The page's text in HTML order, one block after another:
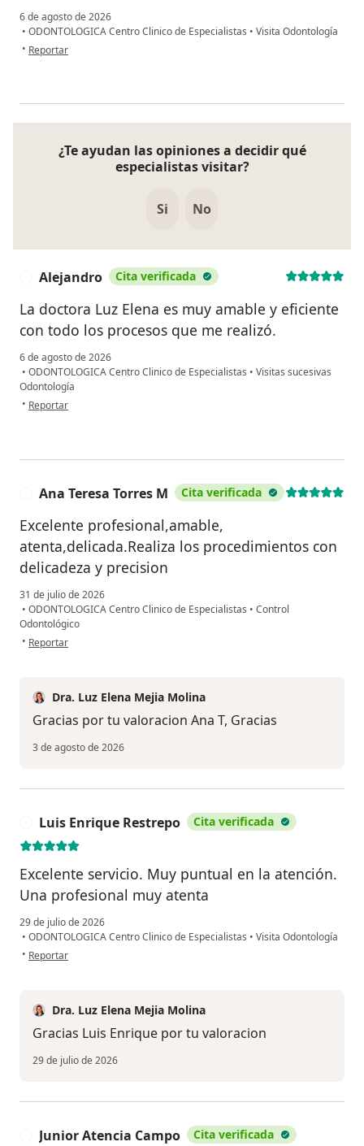
6 de agosto de 2026
• ODONTOLOGICA Centro Clinico de Especialistas • Visita Odontología
• en opinión del usuario L. S.
Reportar
¿Te ayudan las opiniones a decidir qué
especialistas visitar?
Si No
Alejandro Cita verificada
La doctora Luz Elena es muy amable y eficiente
con todo los procesos que me realizó.
6 de agosto de 2026
• ODONTOLOGICA Centro Clinico de Especialistas • Visitas sucesivas
Odontología
• en opinión del usuario Alejandro
Reportar
Ana Teresa Torres M Cita verificada
Excelente profesional,amable,
atenta,delicada.Realiza los procedimientos con
delicadeza y precision
31 de julio de 2026
• ODONTOLOGICA Centro Clinico de Especialistas • Control
Odontológico
• en opinión del usuario Ana Teresa Torres M
Reportar
Dra. Luz Elena Mejia Molina
Gracias por tu valoracion Ana T, Gracias
3 de agosto de 2026
Luis Enrique Restrepo Cita verificada
Excelente servicio. Muy puntual en la atención.
Una profesional muy atenta
29 de julio de 2026
• ODONTOLOGICA Centro Clinico de Especialistas • Visita Odontología
• en opinión del usuario Luis Enrique Restrepo
Reportar
Dra. Luz Elena Mejia Molina
Gracias Luis Enrique por tu valoracion
29 de julio de 2026
Junior Atencia Campo Cita verificada